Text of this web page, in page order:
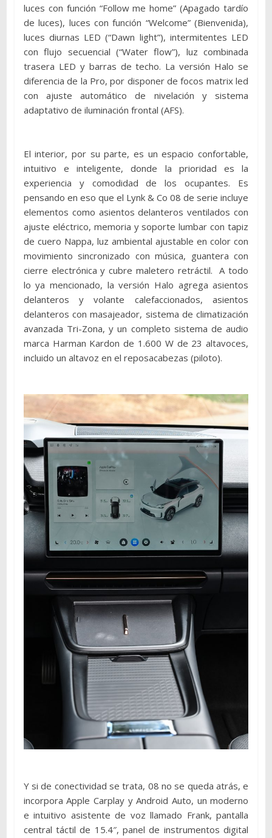
luces con función “Follow me home” (Apagado tardío
de luces), luces con función “Welcome” (Bienvenida),
luces diurnas LED (“Dawn light”), intermitentes LED
con flujo secuencial (“Water flow”), luz combinada
trasera LED y barras de techo. La versión Halo se
diferencia de la Pro, por disponer de focos matrix led
con ajuste automático de nivelación y sistema
adaptativo de iluminación frontal (AFS).
El interior, por su parte, es un espacio confortable,
intuitivo e inteligente, donde la prioridad es la
experiencia y comodidad de los ocupantes. Es
pensando en eso que el Lynk & Co 08 de serie incluye
elementos como asientos delanteros ventilados con
ajuste eléctrico, memoria y soporte lumbar con tapiz
de cuero Nappa, luz ambiental ajustable en color con
movimiento sincronizado con música, guantera con
cierre electrónica y cubre maletero retráctil. A todo
lo ya mencionado, la versión Halo agrega asientos
delanteros y volante calefaccionados, asientos
delanteros con masajeador, sistema de climatización
avanzada Tri-Zona, y un completo sistema de audio
marca Harman Kardon de 1.600 W de 23 altavoces,
incluido un altavoz en el reposacabezas (piloto).
Y si de conectividad se trata, 08 no se queda atrás, e
incorpora Apple Carplay y Android Auto, un moderno
e intuitivo asistente de voz llamado Frank, pantalla
central táctil de 15.4″, panel de instrumentos digital